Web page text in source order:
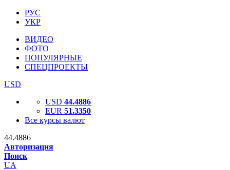
РУС
УКР
ВИДЕО
ФОТО
ПОПУЛЯРНЫЕ
СПЕЦПРОЕКТЫ
USD
USD 44.4886
EUR 51.3350
Все курсы валют
44.4886
Авторизация
Поиск
UA